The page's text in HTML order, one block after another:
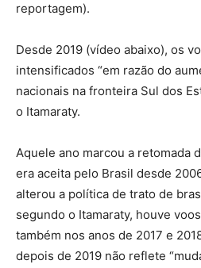
reportagem).
Desde 2019 (vídeo abaixo), os
intensificados “em razão do
nacionais na fronteira Sul dos
o Itamaraty.
Aquele ano marcou a retomada
era aceita pelo Brasil desde
alterou a política de trato de
segundo o Itamaraty, houve
também nos anos de 2017 e
depois de 2019 não reflete